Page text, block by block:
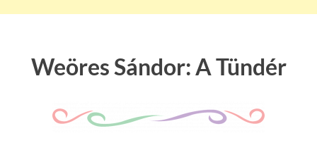
Weöres Sándor: A Tündér